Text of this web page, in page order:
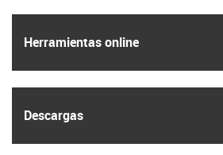
Herramientas online
Descargas